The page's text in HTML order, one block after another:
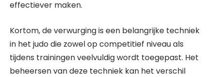
effectiever maken.
Kortom, de verwurging is een belangrijke techniek
in het judo die zowel op competitief niveau als
tijdens trainingen veelvuldig wordt toegepast. Het
beheersen van deze techniek kan het verschil